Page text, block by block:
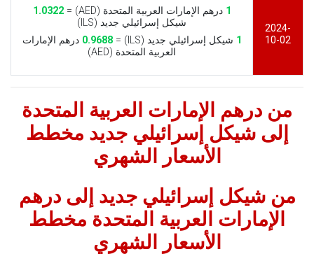
2024-
10-02
1 درهم الإمارات العربية المتحدة (AED) =
1.0322
شيكل إسرائيلي جديد (ILS)
1 شيكل إسرائيلي جديد (ILS) = 0.9688 درهم الإمارات
العربية المتحدة (AED)
من درهم الإمارات العربية المتحدة
إلى شيكل إسرائيلي جديد مخطط
الأسعار الشهري
من شيكل إسرائيلي جديد إلى درهم
الإمارات العربية المتحدة مخطط
الأسعار الشهري